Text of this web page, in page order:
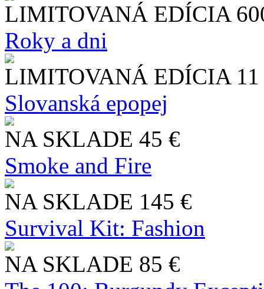
LIMITOVANÁ EDÍCIA
Roky a dni
LIMITOVANÁ EDÍCIA
Slo​vanská epopej
NA SKLADE 45 €
Smoke and Fire
NA SKLADE 145 €
Survival Kit: Fashion
NA SKLADE 85 €